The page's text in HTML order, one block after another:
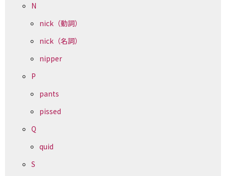
N
nick（動詞）
nick（名詞）
nipper
P
pants
pissed
Q
quid
S